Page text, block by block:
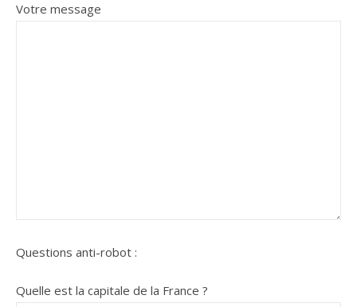
Votre message
Questions anti-robot :
Quelle est la capitale de la France ?